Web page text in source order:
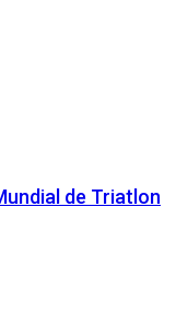
de Triatlon